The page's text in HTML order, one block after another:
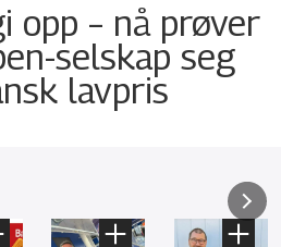
opp – nå prøver
selskap seg
lavpris